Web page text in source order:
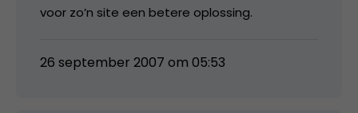
voor zo’n site een betere oplossing.
26 september 2007 om 05:53